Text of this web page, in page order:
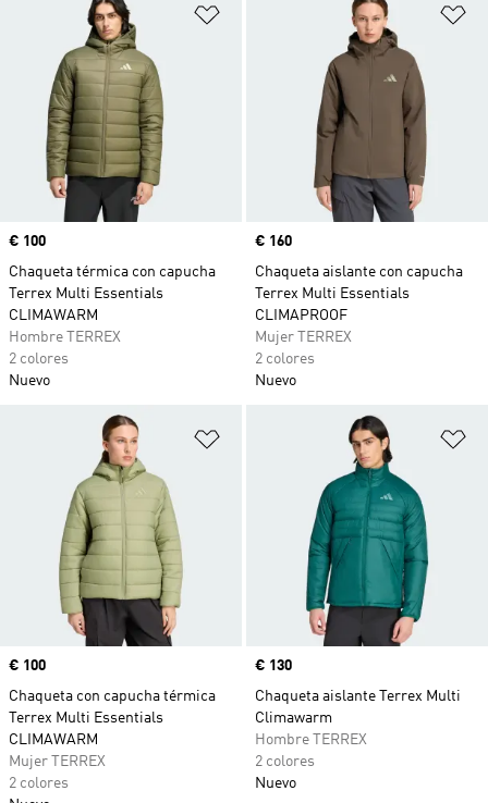
Añadir a la lista de deseos
Precio
€ 100
Chaqueta térmica con capucha
Terrex Multi Essentials
CLIMAWARM
Hombre TERREX
2 colores
Nuevo
Precio
€ 160
Chaqueta aislante con capucha
Terrex Multi Essentials
CLIMAPROOF
Mujer TERREX
2 colores
Nuevo
Añadir a la lista de deseos
Precio
€ 100
Chaqueta con capucha térmica
Terrex Multi Essentials
CLIMAWARM
Mujer TERREX
2 colores
Precio
€ 130
Chaqueta aislante Terrex Multi
Climawarm
Hombre TERREX
2 colores
Nuevo